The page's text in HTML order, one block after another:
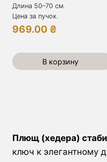
Длина 50–70 см.
Цена за пучок.
969.00 ₴
В корзину
Плющ (хедера)
ключ к элегантному